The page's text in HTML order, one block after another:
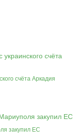
счёта Аркадия
закупил ЕС